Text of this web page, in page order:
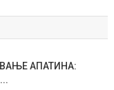
АПАТИНА: